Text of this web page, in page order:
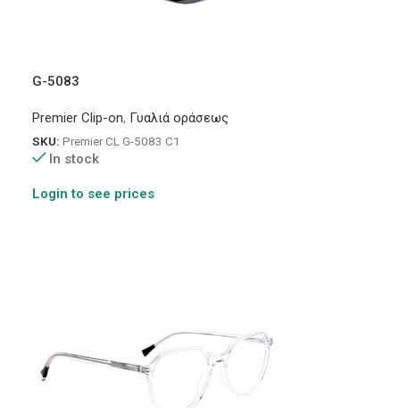
G-5083
Premier Clip-on, Γυαλιά οράσεως
SKU: Premier CL G-5083 C1
In stock
Login to see prices